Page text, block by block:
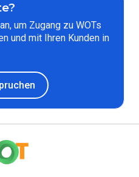
um Zugang zu WOTs
und mit Ihren Kunden in